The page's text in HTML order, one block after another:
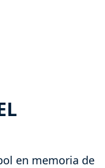
en memoria de